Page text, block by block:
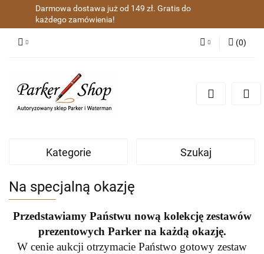
Darmowa dostawa już od 149 zł. Gratis do
każdego zamówienia!
Zarejestruj się
(0)
Kategorie Szukaj
Na specjalną okazję
Przedstawiamy Państwu nową kolekcję zestawów
prezentowych Parker na każdą okazję.
W cenie aukcji otrzymacie Państwo gotowy zestaw